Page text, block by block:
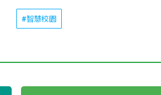
#智慧校園